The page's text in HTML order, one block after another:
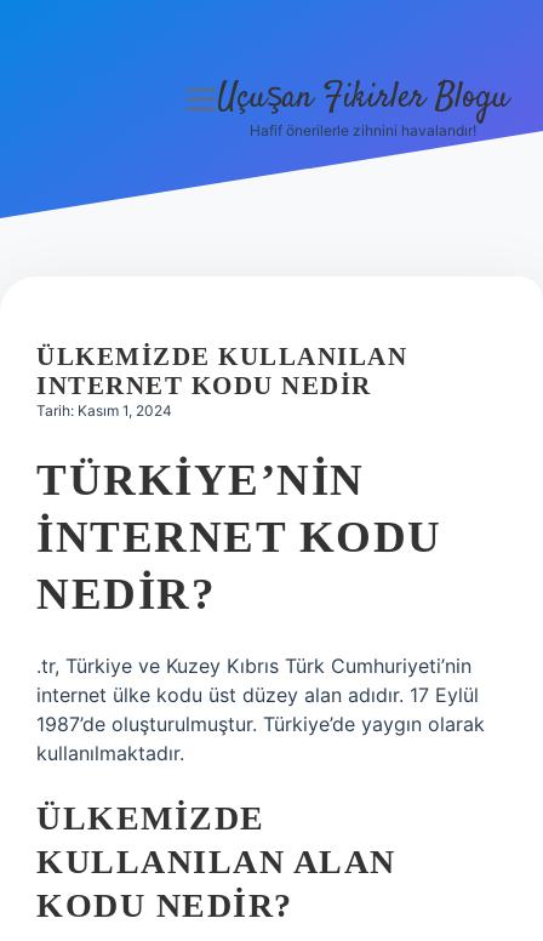
Hakkımızda
menüyü
Uçuşan Fikirler Blogu
Hafif önerilerle zihnini havalandır!
ÜLKEMIZDE KULLANILAN
INTERNET KODU NEDIR
Tarih: Kasım 1, 2024
TÜRKIYE’NIN
INTERNET KODU
NEDIR?
.tr, Türkiye ve Kuzey Kıbrıs Türk Cumhuriyeti’nin
internet ülke kodu üst düzey alan adıdır. 17 Eylül
1987’de oluşturulmuştur. Türkiye’de yaygın olarak
kullanılmaktadır.
ÜLKEMIZDE
KULLANILAN ALAN
KODU NEDIR?